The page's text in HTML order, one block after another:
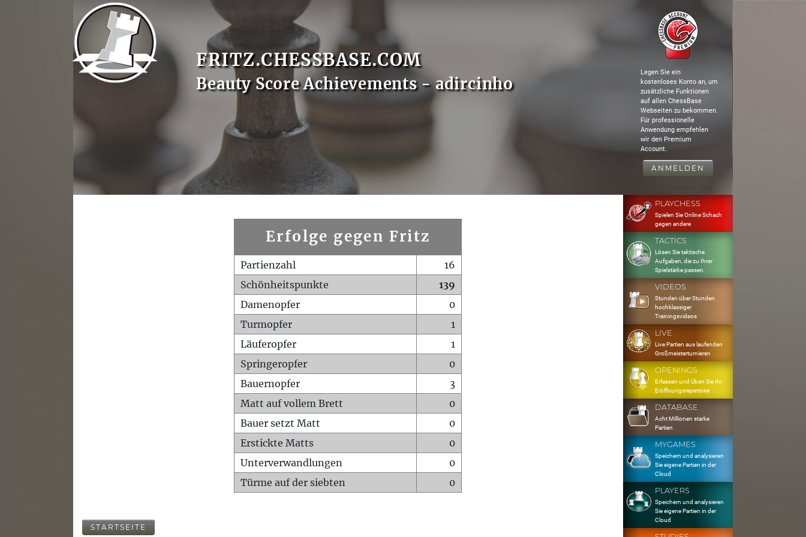
FRITZ.CHESSBASE.COM
Beauty Score Achievements - adircinho
Legen Sie ein
kostenloses Konto an, um
zusätzliche Funktionen
auf allen ChessBase
Webseiten zu bekommen.
Für professionelle
Anwendung empfehlen
wir den Premium
Account.
ANMELDEN
Erfolge gegen Fritz
Partienzahl
16
Schönheitspunkte
139
Damenopfer
0
Turmopfer
1
Läuferopfer
1
Springeropfer
0
Bauernopfer
3
Matt auf vollem Brett
0
Bauer setzt Matt
0
Erstickte Matts
0
Unterverwandlungen
0
Türme auf der siebten
0
STARTSEITE
PLAYCHESS
Spielen Sie Online Schach
gegen andere
TACTICS
Lösen Sie taktische
Aufgaben, die zu Ihrer
Spielstärke passen
VIDEOS
Stunden über Stunden
hochklassiger
Trainingsvideos
LIVE
Live Partien aus laufenden
Großmeisterturnieren
OPENINGS
Erfassen und Üben Sie Ihr
Eröffnungsrepertoire
DATABASE
Acht Millionen starke
Partien
MYGAMES
Speichern und analysieren
Sie eigene Partien in der
Cloud
PLAYERS
Speichern und analysieren
Sie eigene Partien in der
Cloud